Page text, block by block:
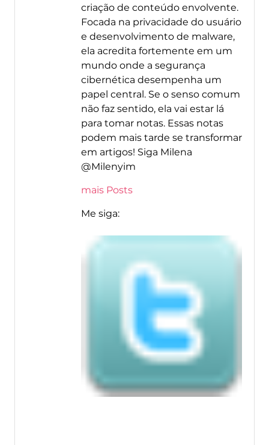
criação de conteúdo envolvente.
Focada na privacidade do usuário
e desenvolvimento de malware,
ela acredita fortemente em um
mundo onde a segurança
cibernética desempenha um
papel central. Se o senso comum
não faz sentido, ela vai estar lá
para tomar notas. Essas notas
podem mais tarde se transformar
em artigos! Siga Milena
@Milenyim
mais Posts
Me siga: